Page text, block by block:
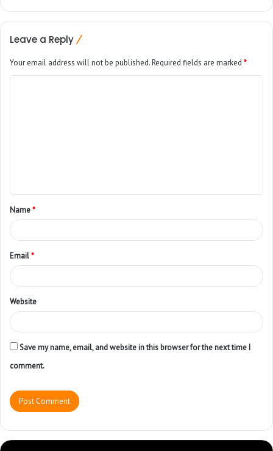
Leave a Reply
Your email address will not be published.Required fields are marked *
Name*
Email*
Website
Save my name, email, and website in this browser for the next time I
comment.